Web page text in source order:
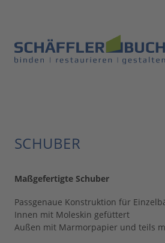
SCHUBER
Maßgefertigte Schuber
Passgenaue Konstruktion für
Innen mit Moleskin gefüttert
Außen mit Marmorpapier und teils